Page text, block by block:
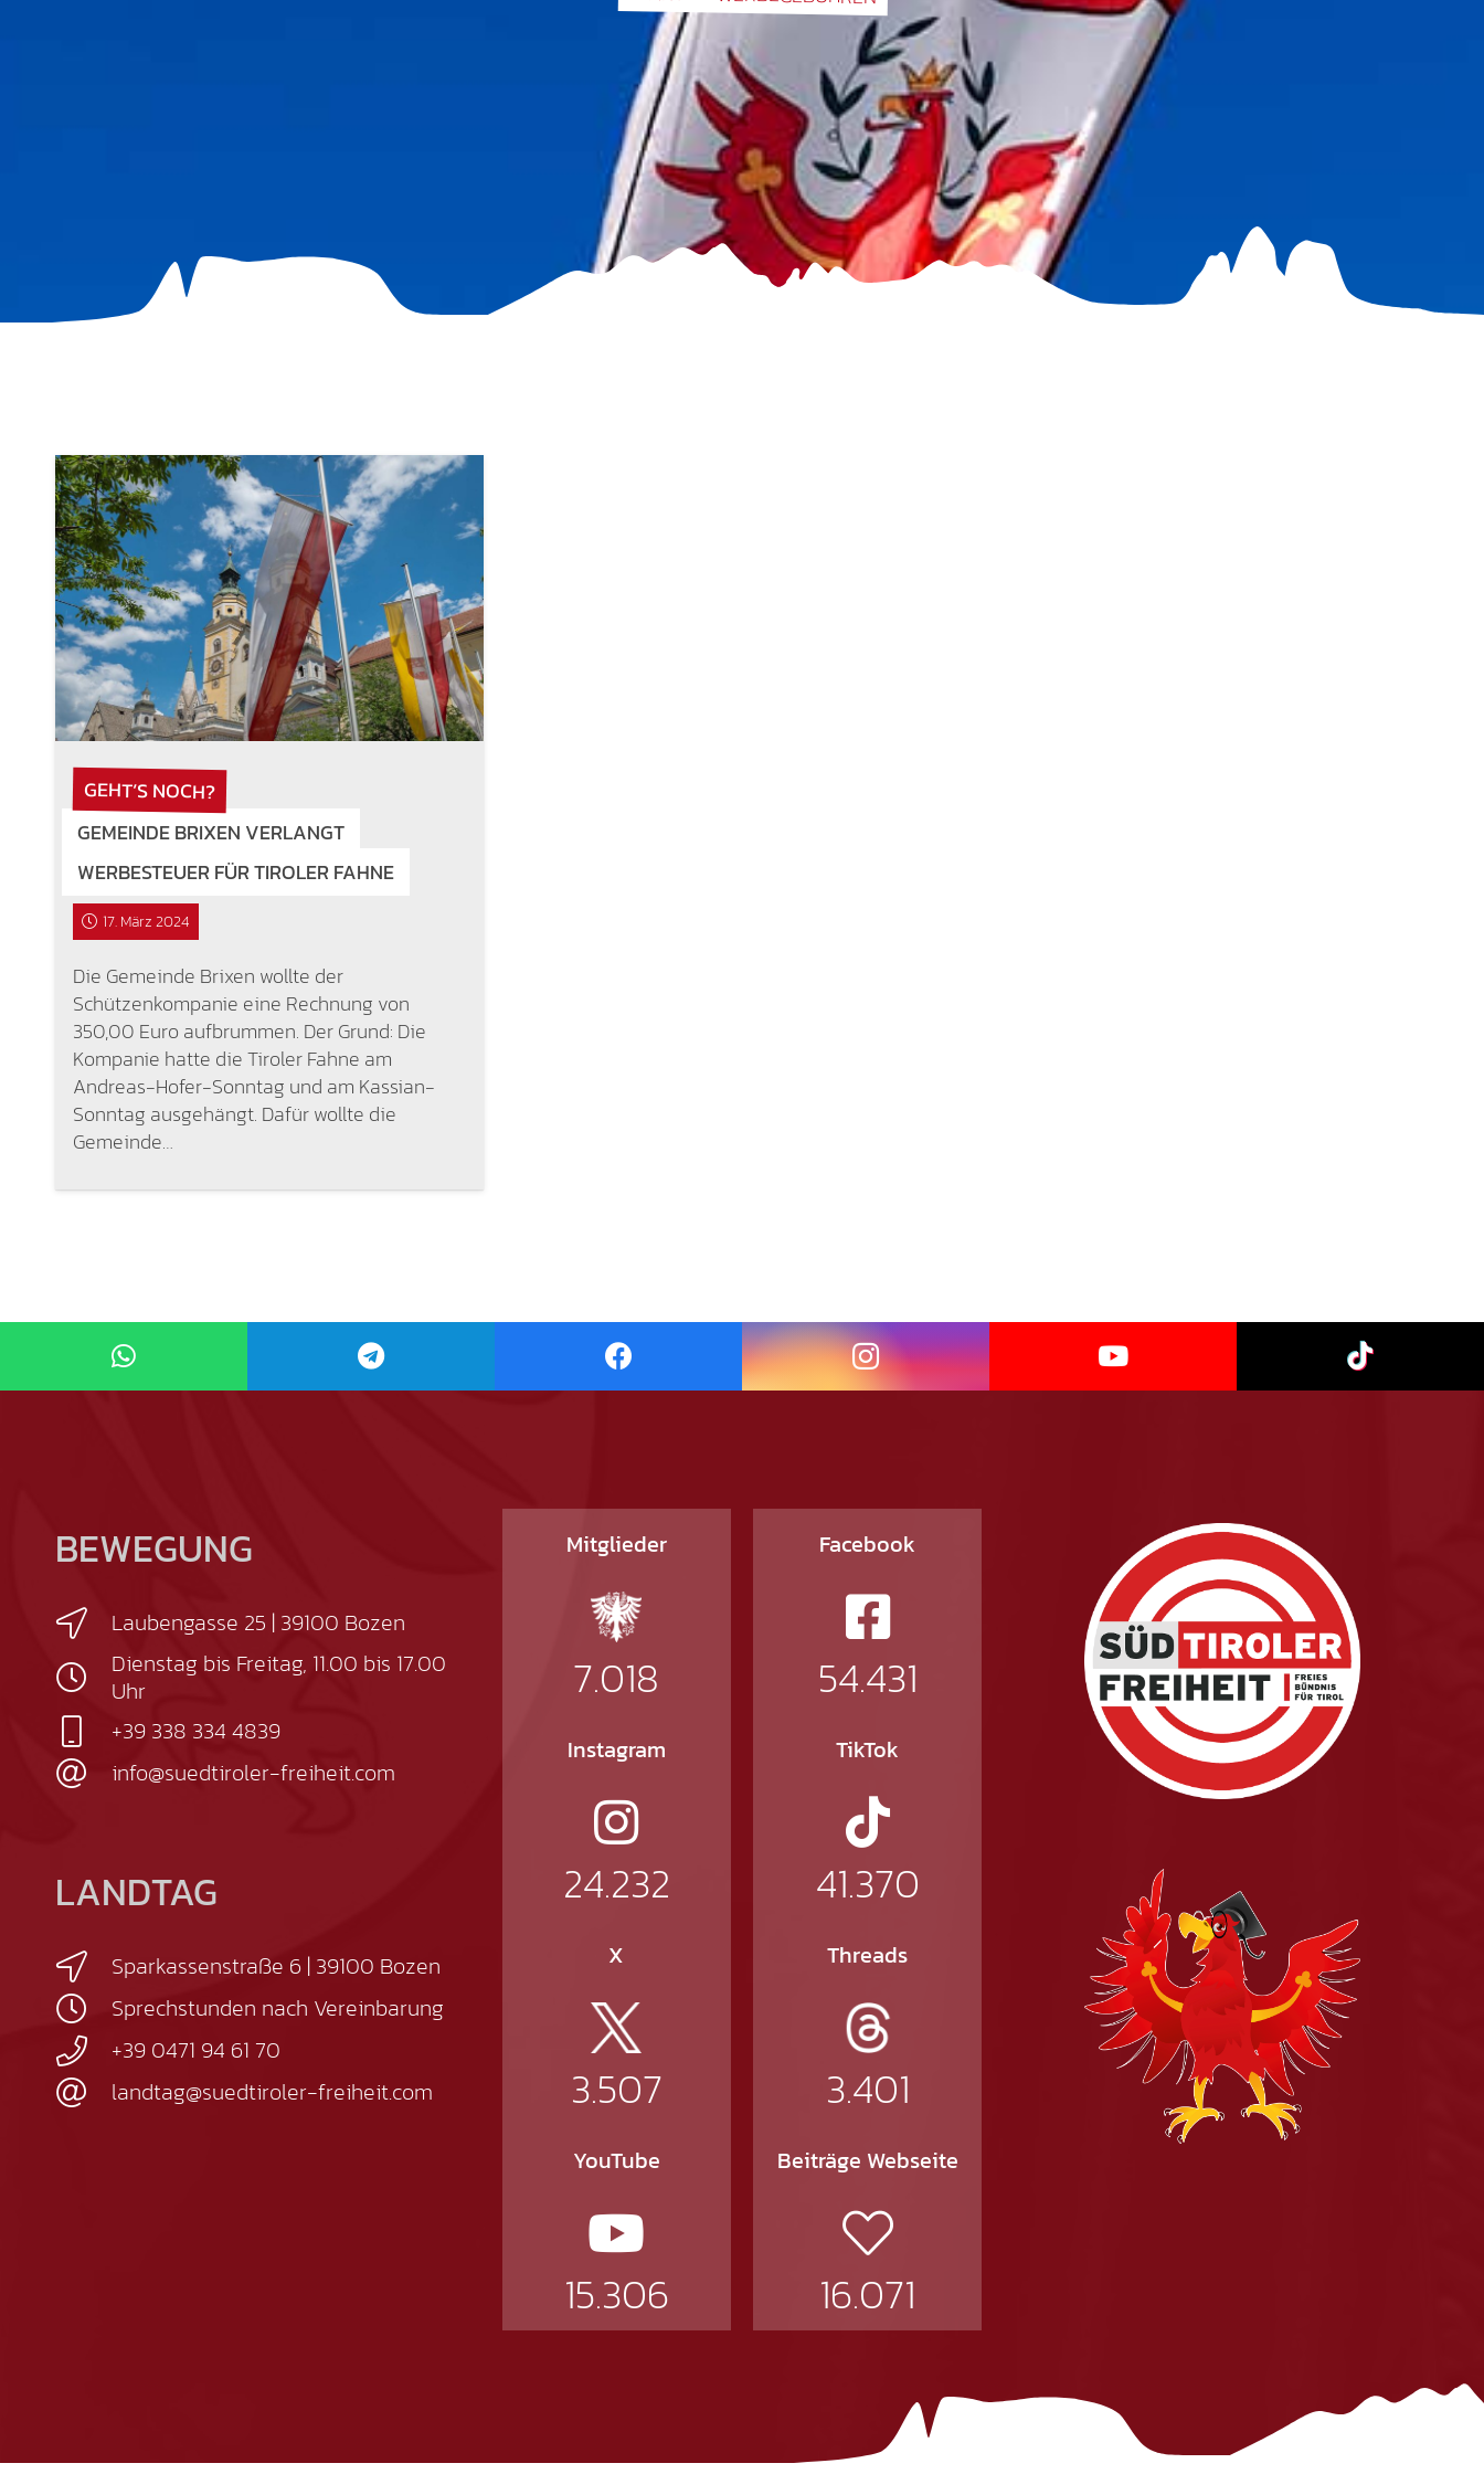
GEHT’S NOCH?
GEMEINDE BRIXEN VERLANGT
WERBESTEUER FÜR TIROLER FAHNE
17. März 2024
Die Gemeinde Brixen wollte der
Schützenkompanie eine Rechnung von
350,00 Euro aufbrummen. Der Grund: Die
Kompanie hatte die Tiroler Fahne am
Andreas-Hofer-Sonntag und am Kassian-
Sonntag ausgehängt. Dafür wollte die
Gemeinde…
BEWEGUNG
Laubengasse 25 | 39100 Bozen
Dienstag bis Freitag, 11.00 bis 17.00
Uhr
+39 338 334 4839
info@suedtiroler-freiheit.com
LANDTAG
Sparkassenstraße 6 | 39100 Bozen
Sprechstunden nach Vereinbarung
+39 0471 94 61 70
landtag@suedtiroler-freiheit.com
Mitglieder
7.018
Facebook
54.431
Instagram
24.232
TikTok
41.370
X
3.507
Threads
3.401
YouTube
15.306
Beiträge Webseite
16.071